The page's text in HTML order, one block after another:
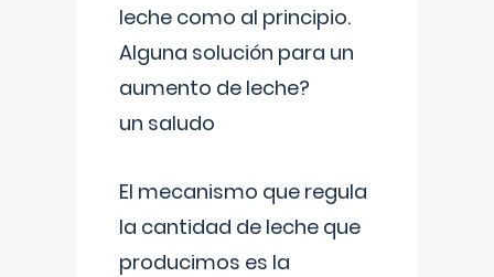
leche como al principio.
Alguna solución para un
aumento de leche?
un saludo
El mecanismo que regula
la cantidad de leche que
producimos es la